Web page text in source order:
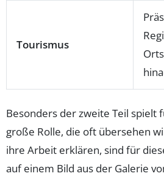
Tourismus
Besonders der zweite Teil spielt
große Rolle, die oft übersehen
ihre Arbeit erklären, sind für
auf einem Bild aus der Galerie